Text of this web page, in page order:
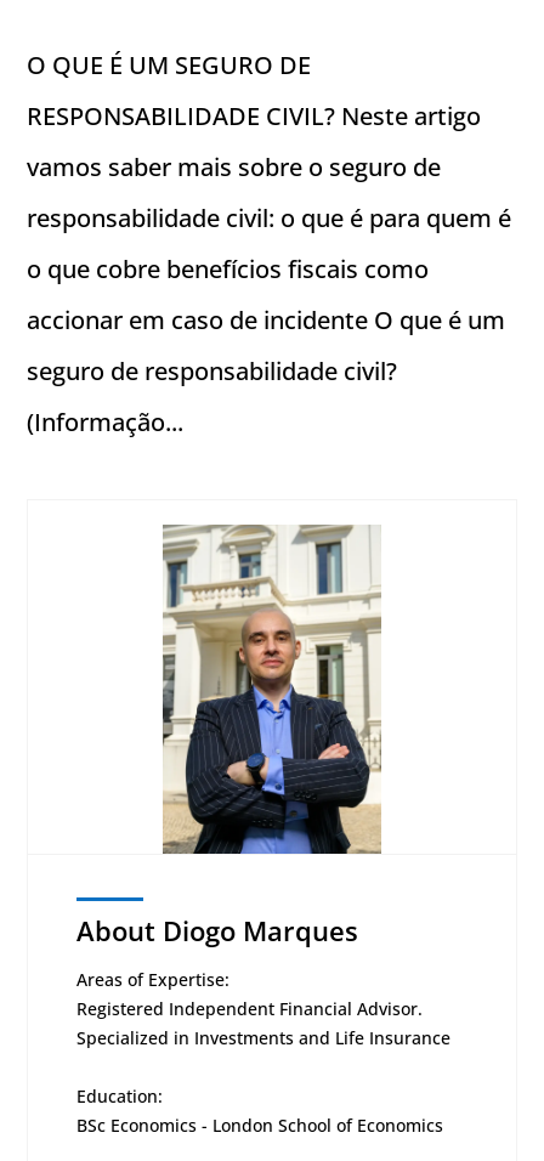
O QUE É UM SEGURO DE
RESPONSABILIDADE CIVIL? Neste artigo
vamos saber mais sobre o seguro de
responsabilidade civil: o que é para quem é
o que cobre benefícios fiscais como
accionar em caso de incidente O que é um
seguro de responsabilidade civil?
(Informação...
About Diogo Marques
Areas of Expertise:
Registered Independent Financial Advisor.
Specialized in Investments and Life Insurance
Education:
BSc Economics - London School of Economics